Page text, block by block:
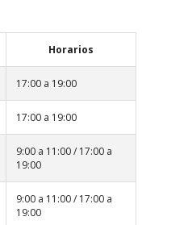
Horarios
17:00 a 19:00
17:00 a 19:00
9:00 a 11:00 / 17:00 a
19:00
9:00 a 11:00 / 17:00 a
19:00